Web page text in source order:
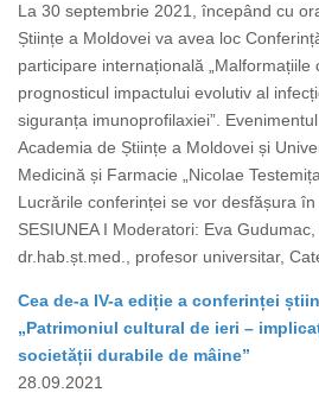
La 30 septembrie 2021, începând cu
Științe a Moldovei va avea loc
participare internațională „Malformațiile
prognosticul impactului evolutiv al
siguranța imunoprofilaxiei”.
Academia de Științe a Moldovei și
Medicină și Farmacie „Nicolae
Lucrările conferinței se vor desfășura
SESIUNEA I Moderatori: Eva Gudumac,
dr.hab.șt.med., profesor universitar,
Cea de-a IV-a ediție a conferinței
„Patrimoniul cultural de ieri –
societății durabile de mâine”
28.09.2021